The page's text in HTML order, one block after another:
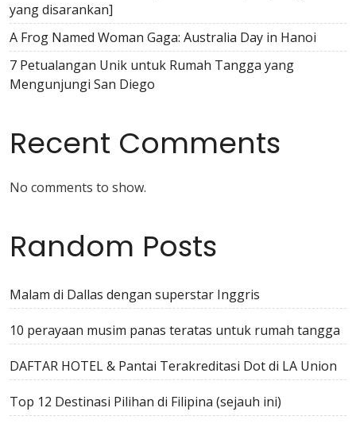
yang disarankan]
A Frog Named Woman Gaga: Australia Day in Hanoi
7 Petualangan Unik untuk Rumah Tangga yang
Mengunjungi San Diego
Recent Comments
No comments to show.
Random Posts
Malam di Dallas dengan superstar Inggris
10 perayaan musim panas teratas untuk rumah tangga
DAFTAR HOTEL & Pantai Terakreditasi Dot di LA Union
Top 12 Destinasi Pilihan di Filipina (sejauh ini)